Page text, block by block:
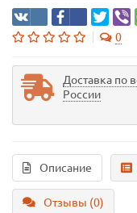
0
Доставка по
России
Описание
Отзывы (0)